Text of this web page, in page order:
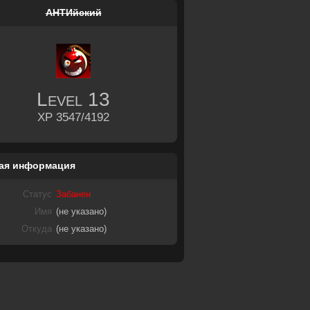
АНТИйский
Level 13
XP 3547/4192
информация
Статус Забанен
Имя (не указано)
Откуда (не указано)